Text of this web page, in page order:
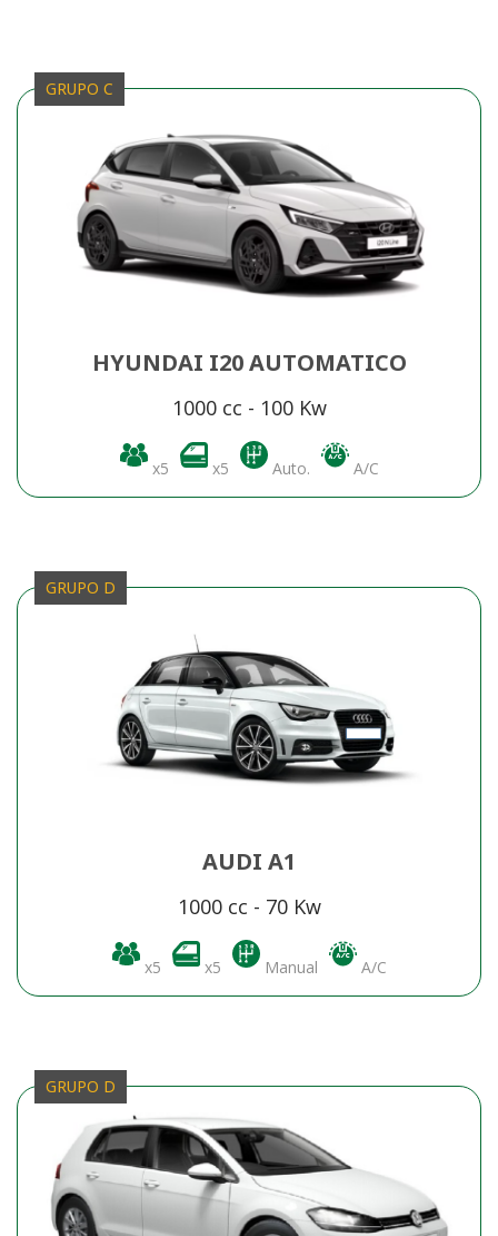
GRUPO C
HYUNDAI I20 AUTOMATICO
1000 cc - 100 Kw
x5 x5 Auto. A/C
GRUPO D
AUDI A1
1000 cc - 70 Kw
x5 x5 Manual A/C
GRUPO D